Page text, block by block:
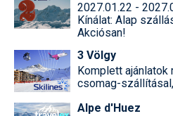
2027.01.22 -
Kínálat: Alap
Akciósan!
3 Völgy
Komplett
csomag-
Alpe d'Huez